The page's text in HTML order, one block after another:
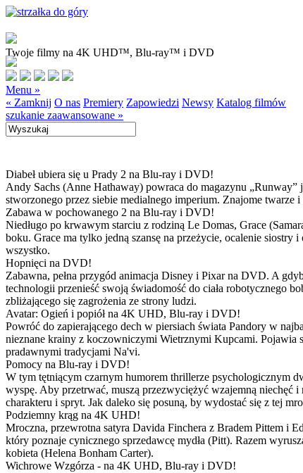
Twoje filmy na 4K UHD™, Blu-ray™ i DVD
Menu »
« Zamknij O nas Premiery Zapowiedzi Newsy Katalog filmów
szukanie zaawansowane »
Diabeł ubiera się u Prady 2 na Blu-ray i DVD!
Andy Sachs (Anne Hathaway) powraca do magazynu „Runway”
stworzonego przez siebie medialnego imperium. Znajome
Zabawa w pochowanego 2 na Blu-ray i DVD!
Niedługo po krwawym starciu z rodziną Le Domas, Grace
boku. Grace ma tylko jedną szansę na przeżycie, ocalenie
wszystko.
Hopnięci na DVD!
Zabawna, pełna przygód animacja Disney i Pixar na DVD. A
technologii przenieść swoją świadomość do ciała robotycznego
zbliżającego się zagrożenia ze strony ludzi.
Avatar: Ogień i popiół na 4K UHD, Blu-ray i DVD!
Powróć do zapierającego dech w piersiach świata Pandory w
nieznane krainy z koczowniczymi Wietrznymi Kupcami.
pradawnymi tradycjami Na'vi.
Pomocy na Blu-ray i DVD!
W tym tętniącym czarnym humorem thrillerze psychologicznym
wyspę. Aby przetrwać, muszą przezwyciężyć wzajemną niechęć
charakteru i spryt. Jak daleko się posuną, by wydostać się z tej
Podziemny krąg na 4K UHD!
Mroczna, przewrotna satyra Davida Finchera z Bradem Pittem i
który poznaje cynicznego sprzedawcę mydła (Pitt). Razem
kobieta (Helena Bonham Carter).
Wichrowe Wzgórza - na 4K UHD, Blu-ray i DVD!